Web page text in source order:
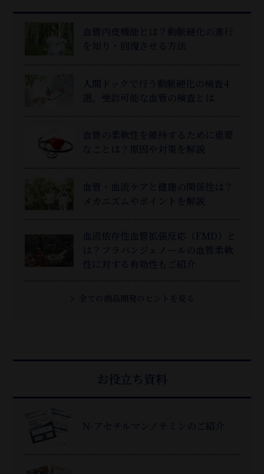
血管内皮機能とは？動脈硬化の進行
を知り・回復させる方法
人間ドックで行う動脈硬化の検査4
選。受診可能な血管の検査とは
血管の柔軟性を維持するために重要
なことは？原因や対策を解説
血管・血流ケアと健康の関係性は？
メカニズムやポイントを解説
血流依存性血管拡張反応（FMD）と
は？フラバンジェノールの血管柔軟
性に対する有効性もご紹介
全ての商品開発のヒントを見る
お役立ち資料
N-アセチルマンノサミンのご紹介